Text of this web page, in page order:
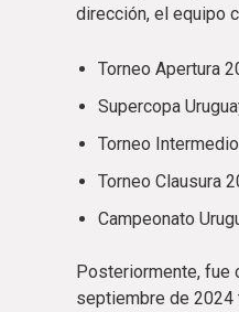
dirección, el equipo
Torneo Apertura
Supercopa
Torneo
Torneo Clausura
Campeonato
Posteriormente, fue
septiembre de 2024